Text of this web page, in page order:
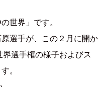
世界」です。
選手が、この２月に開か
選手権の様子およびス
。